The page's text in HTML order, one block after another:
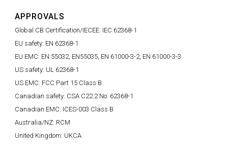
APPROVALS
Global CB Certification/IECEE: IEC 62368-1
EU safety: EN 62368-1
EU EMC: EN 55032, EN55035, EN 61000-3-2, EN 61000-3-3
US safety: UL 62368-1
US EMC: FCC Part 15 Class B
Canadian safety: CSA C22.2 No. 62368-1
Canadian EMC: ICES-003 Class B
Australia/NZ: RCM
United Kingdom: UKCA